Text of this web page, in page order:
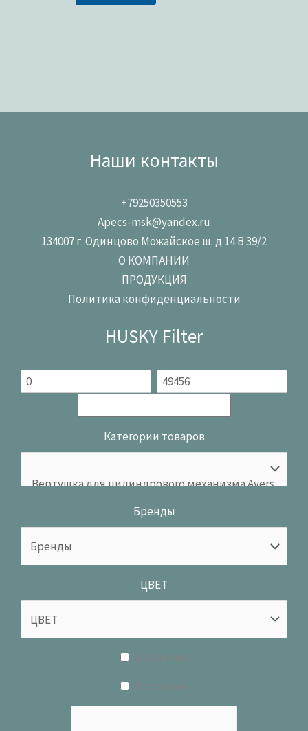
Наши контакты
+79250350553
Apecs-msk@yandex.ru
134007 г. Одинцово Можайское ш. д 14 В 39/2
О КОМПАНИИ
ПРОДУКЦИЯ
Политика конфиденциальности
HUSKY Filter
Категории товаров
Бренды
ЦВЕТ